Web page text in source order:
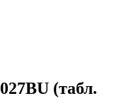
(табл.